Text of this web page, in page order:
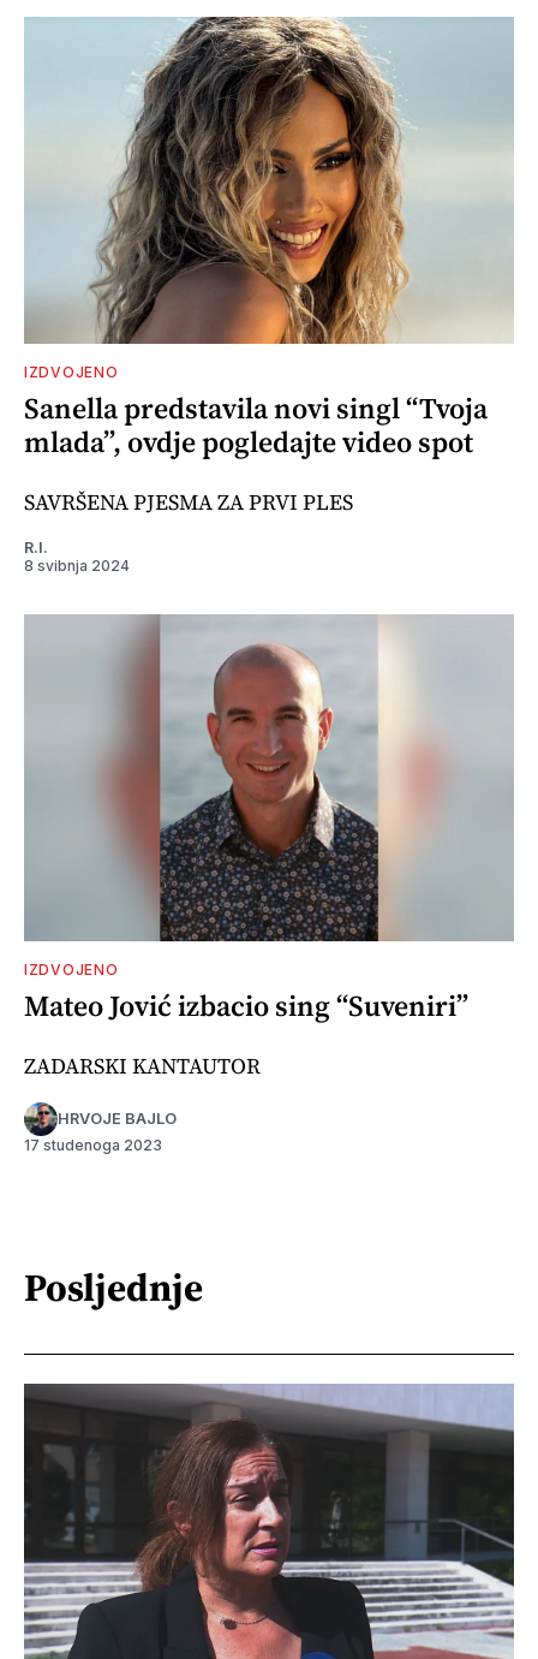
IZDVOJENO
Sanella predstavila novi singl “Tvoja
mlada”, ovdje pogledajte video spot
SAVRŠENA PJESMA ZA PRVI PLES
R.I.
8 svibnja 2024
IZDVOJENO
Mateo Jović izbacio sing “Suveniri”
ZADARSKI KANTAUTOR
HRVOJE BAJLO
17 studenoga 2023
Posljednje